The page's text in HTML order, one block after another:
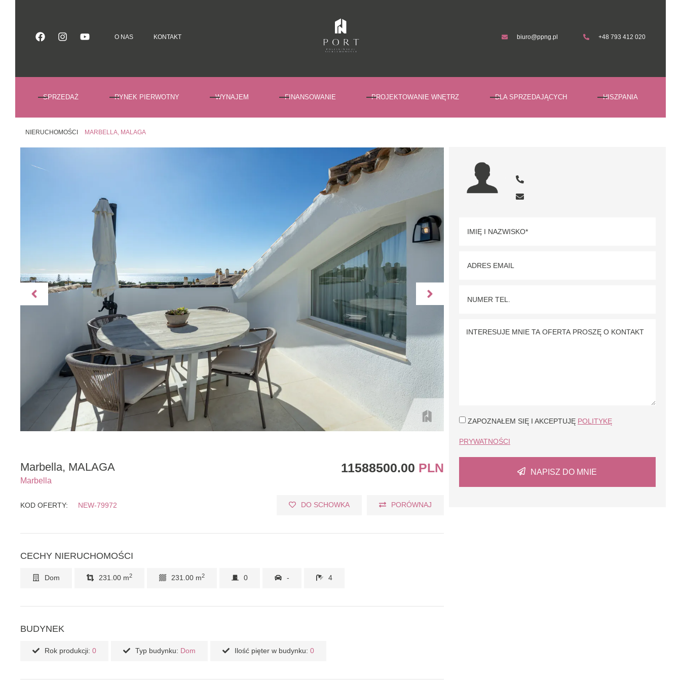
O NAS
KONTAKT biuro@ppng.pl +48 793 412 020
SPRZEDAŻ RYNEK PIERWOTNY WYNAJEM FINANSOWANIE PROJEKTOWANIE WNĘTRZ DLA SPRZEDAJĄCYCH HISZPANIA
NIERUCHOMOŚCI MARBELLA, MALAGA
ZAPOZNAŁEM SIĘ I AKCEPTUJĘ POLITYKĘ
PRYWATNOŚCI
NAPISZ DO MNIE
Marbella, MALAGA 11588500.00 PLN
Marbella
KOD OFERTY: NEW-79972 DO SCHOWKA PORÓWNAJ
CECHY NIERUCHOMOŚCI
Dom 231.00 m2 231.00 m2 0 - 4
BUDYNEK
Rok produkcji: 0 Typ budynku: Dom Ilość pięter w budynku: 0